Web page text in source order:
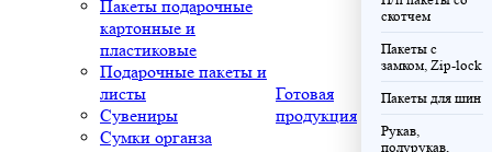
Пакеты подарочные
картонные и
пластиковые
Подарочные пакеты и
листы
Сувениры
Сумки органза
Готовая
продукция
скотчем
Пакеты с
замком, Zip-lock
Пакеты для шин
Рукав,
полурукав,